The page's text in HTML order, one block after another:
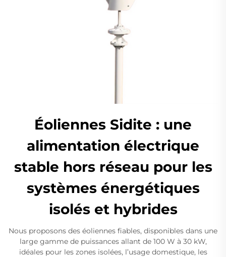
Éoliennes Sidite : une
alimentation électrique
stable hors réseau pour les
systèmes énergétiques
isolés et hybrides
Nous proposons des éoliennes fiables, disponibles dans une
large gamme de puissances allant de 100 W à 30 kW,
idéales pour les zones isolées, l’usage domestique, les